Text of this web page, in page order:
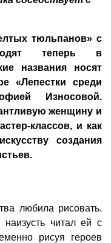
тюльпанов» с
теперь в
названия носят
«Лепестки среди
Износовой.
женщину и
классов, и как
создания
любила рисовать.
читал ей с
рисуя героев